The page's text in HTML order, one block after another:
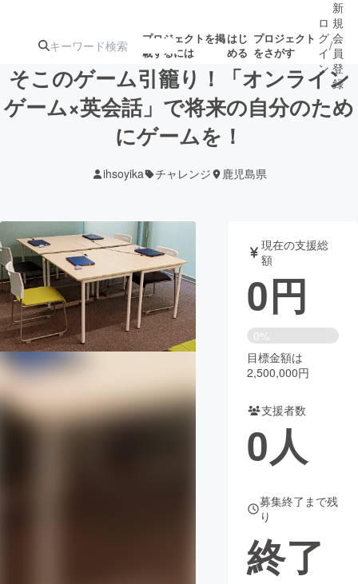
プロジェクトを掲
載するには
はじ
める
プロジェクト
をさがす
注目の新着プロ募集終了が近いプ
ロジェクト
テクノロジー・ガジェット
映像・映画 書籍・雑誌
ビジネス・起業 チャレンジ
まちづくり・地域活性化
CAMPFIRE Creation
コミュニティ
ロ
グ
イ
ン
/
新
規
会
員
登
録
そこのゲーム引籠り！「オンライン
ゲーム×英会話」で将来の自分のため
にゲームを！
ihsoyika チャレンジ 鹿児島県
現在の支援総
額
0円
0%
目標金額は
2,500,000円
支援者数
0人
募集終了まで残
り
終了